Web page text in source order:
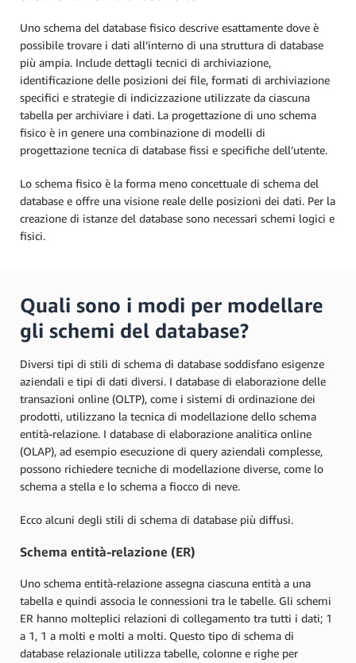
Uno schema del database fisico descrive esattamente dove è
possibile trovare i dati all’interno di una struttura di database
più ampia. Include dettagli tecnici di archiviazione,
identificazione delle posizioni dei file, formati di archiviazione
specifici e strategie di indicizzazione utilizzate da ciascuna
tabella per archiviare i dati. La progettazione di uno schema
fisico è in genere una combinazione di modelli di
progettazione tecnica di database fissi e specifiche dell’utente.
Lo schema fisico è la forma meno concettuale di schema del
database e offre una visione reale delle posizioni dei dati. Per la
creazione di istanze del database sono necessari schemi logici e
fisici.
Quali sono i modi per modellare
gli schemi del database?
Diversi tipi di stili di schema di database soddisfano esigenze
aziendali e tipi di dati diversi. I database di elaborazione delle
transazioni online (OLTP), come i sistemi di ordinazione dei
prodotti, utilizzano la tecnica di modellazione dello schema
entità-relazione. I database di elaborazione analitica online
(OLAP), ad esempio esecuzione di query aziendali complesse,
possono richiedere tecniche di modellazione diverse, come lo
schema a stella e lo schema a fiocco di neve.
Ecco alcuni degli stili di schema di database più diffusi.
Schema entità-relazione (ER)
Uno schema entità-relazione assegna ciascuna entità a una
tabella e quindi associa le connessioni tra le tabelle. Gli schemi
ER hanno molteplici relazioni di collegamento tra tutti i dati; 1
a 1, 1 a molti e molti a molti. Questo tipo di schema di
database relazionale utilizza tabelle, colonne e righe per